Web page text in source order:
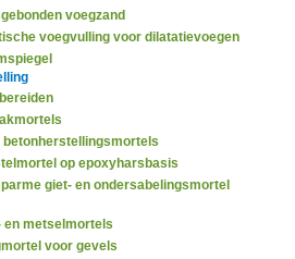
voegzand
voegvulling voor dilatatievoegen
betonherstellingsmortels
op epoxyharsbasis
giet- en ondersabelingsmortel
en metselmortels
voor gevels